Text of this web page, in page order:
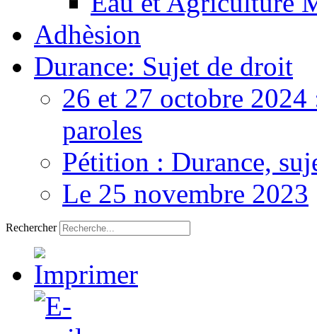
Adhèsion
Durance: Sujet de droit
26 et 27 octobre 2024
paroles
Pétition : Durance,
Le 25 novembre 2023
Rechercher